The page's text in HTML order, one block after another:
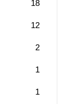
18
12
2
1
1